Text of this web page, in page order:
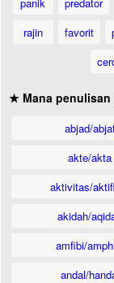
rajin
favorit
★ Mana penulisan
abjad/
akte/akta
aktivitas/
akidah/
amfibi/
andal/